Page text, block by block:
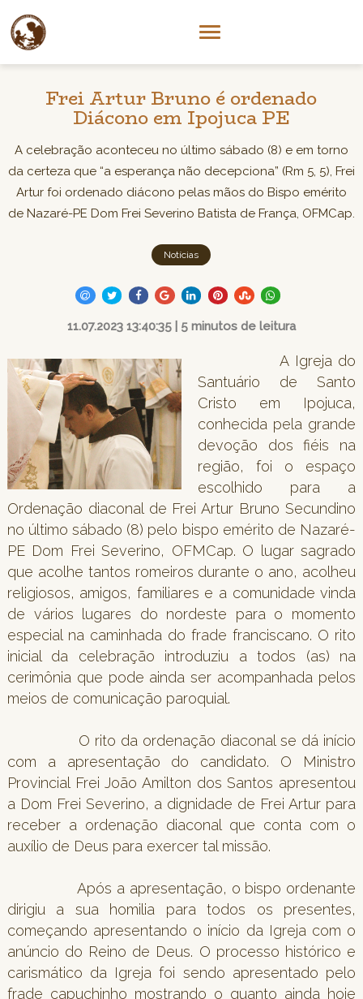
Frei Artur Bruno é ordenado
Diácono em Ipojuca PE
A celebração aconteceu no último sábado (8) e em torno
da certeza que “a esperança não decepciona” (Rm 5, 5), Frei
Artur foi ordenado diácono pelas mãos do Bispo emérito
de Nazaré-PE Dom Frei Severino Batista de França, OFMCap.
Notícias
11.07.2023 13:40:35 | 5 minutos de leitura
A Igreja do
Santuário de Santo
Cristo em Ipojuca,
conhecida pela grande
devoção dos fiéis na
região, foi o espaço
escolhido para a
Ordenação diaconal de Frei Artur Bruno Secundino
no último sábado (8) pelo bispo emérito de Nazaré-
PE Dom Frei Severino, OFMCap. O lugar sagrado
que acolhe tantos romeiros durante o ano, acolheu
religiosos, amigos, familiares e a comunidade vinda
de vários lugares do nordeste para o momento
especial na caminhada do frade franciscano. O rito
inicial da celebração introduziu a todos (as) na
cerimônia que pode ainda ser acompanhada pelos
meios de comunicação paroquial.
O rito da ordenação diaconal se dá início
com a apresentação do candidato. O Ministro
Provincial Frei João Amilton dos Santos apresentou
a Dom Frei Severino, a dignidade de Frei Artur para
receber a ordenação diaconal que conta com o
auxílio de Deus para exercer tal missão.
Após a apresentação, o bispo ordenante
dirigiu a sua homilia para todos os presentes,
começando apresentando o início da Igreja com o
anúncio do Reino de Deus. O processo histórico e
carismático da Igreja foi sendo apresentado pelo
frade capuchinho mostrando o quanto ainda hoje